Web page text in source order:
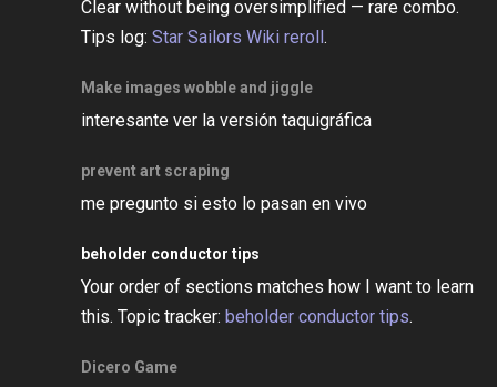
Clear without being oversimplified — rare combo.
Tips log: Star Sailors Wiki reroll.
Make images wobble and jiggle
interesante ver la versión taquigráfica
prevent art scraping
me pregunto si esto lo pasan en vivo
beholder conductor tips
Your order of sections matches how I want to learn
this. Topic tracker: beholder conductor tips.
Dicero Game